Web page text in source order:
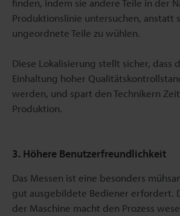
finden, indem sie andere Teile in der
Produktionslinie untersuchen, anstatt
ungeordnete Teile zu wühlen.
Diese Lokalisierung stellt sicher, dass
Einhaltung hoher
werden, und spart den Technikern
Produktion.
3. Höhere Benutzerfreundlichkeit
Das Messen ist eine besonders
gut ausgebildete Bediener erfordert.
der Maschine macht den Prozess